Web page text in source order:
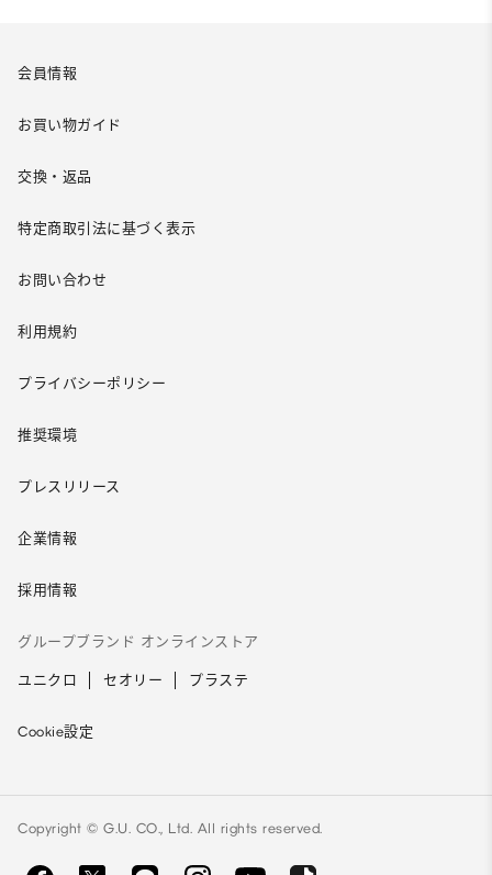
会員情報
お買い物ガイド
交換・返品
特定商取引法に基づく表示
お問い合わせ
利用規約
プライバシーポリシー
推奨環境
プレスリリース
企業情報
採用情報
グループブランド オンラインストア
ユニクロ セオリー プラステ
Cookie設定
Copyright © G.U. CO., Ltd. All rights reserved.